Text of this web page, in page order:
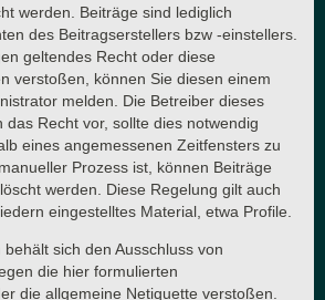
werden. Beiträge sind lediglich
des Beitragserstellers bzw -einstellers.
geltendes Recht oder diese
verstoßen, können Sie diesen einem
melden. Die Betreiber dieses
das Recht vor, sollte dies notwendig
eines angemessenen Zeitfensters zu
Prozess ist, können Beiträge
werden. Diese Regelung gilt auch
eingestelltes Material, etwa Profile.
sich den Ausschluss von
die hier formulierten
die allgemeine Netiquette verstoßen.